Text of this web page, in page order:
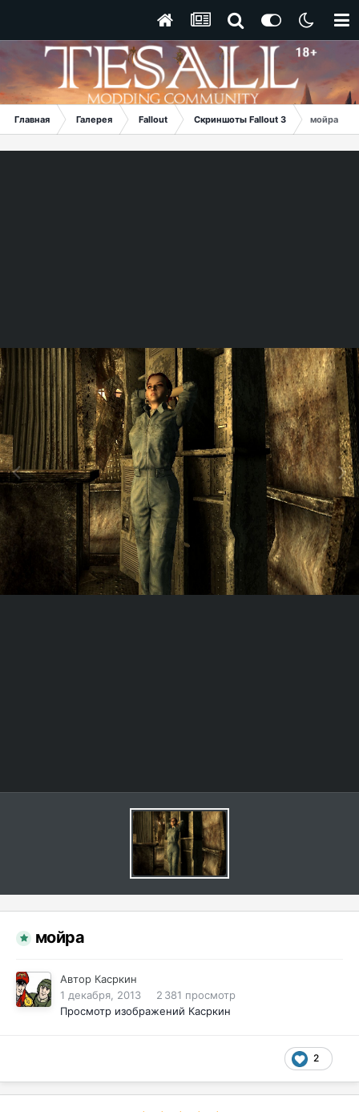
Главная Галерея Fallout Скриншоты Fallout 3 мойра
мойра
Автор Касркин
1 декабря, 2013
2 381 просмотр
Просмотр изображений Касркин
2